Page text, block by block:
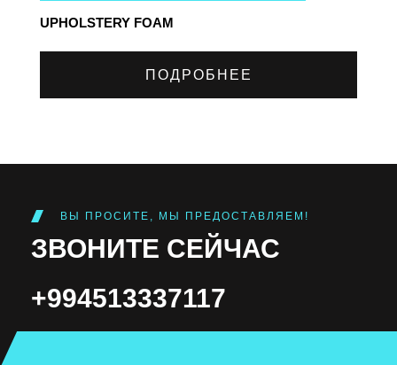
UPHOLSTERY FOAM
ПОДРОБНЕЕ
ВЫ ПРОСИТЕ, МЫ ПРЕДОСТАВЛЯЕМ!
ЗВОНИТЕ СЕЙЧАС
+994513337117